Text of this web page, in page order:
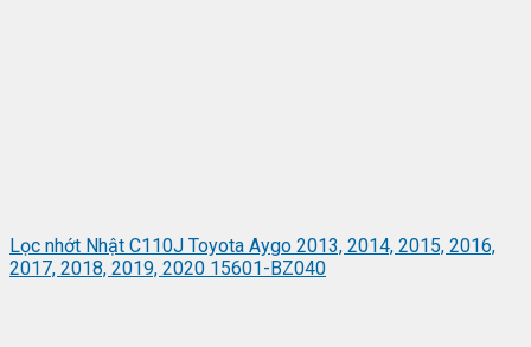
Lọc nhớt Nhật C110J Toyota Aygo 2013, 2014, 2015, 2016,
2017, 2018, 2019, 2020 15601-BZ040